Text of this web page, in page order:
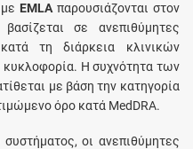
EMLAπαρουσιάζονται στον
σε ανεπιθύμητες
τη διάρκεια κλινικών
Η συχνότητα των
με βάση την κατηγορία
όρο κατά MedDRA.
οι ανεπιθύμητες